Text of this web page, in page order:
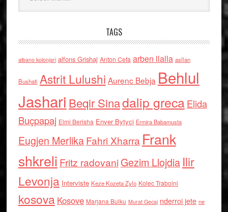
TAGS
albano kolonjari alfons Grishaj Anton Cefa arben llalla asllan
Bushati Astrit Lulushi Aurenc Bebja Behlul
Jashari Beqir Sinadalip grecaElida
Buçpapaj Elmi Berisha Enver Bytyci Ermira Babamusta
Eugjen MerlikaFahri Xharra Frank
shkreli Fritz radovaniGezim Llojdia Ilir
Levonja Interviste Keze Kozeta Zylo Kolec Traboini
kosova Kosove Marjana Bulku Murat Gecaj nderroi jete ne